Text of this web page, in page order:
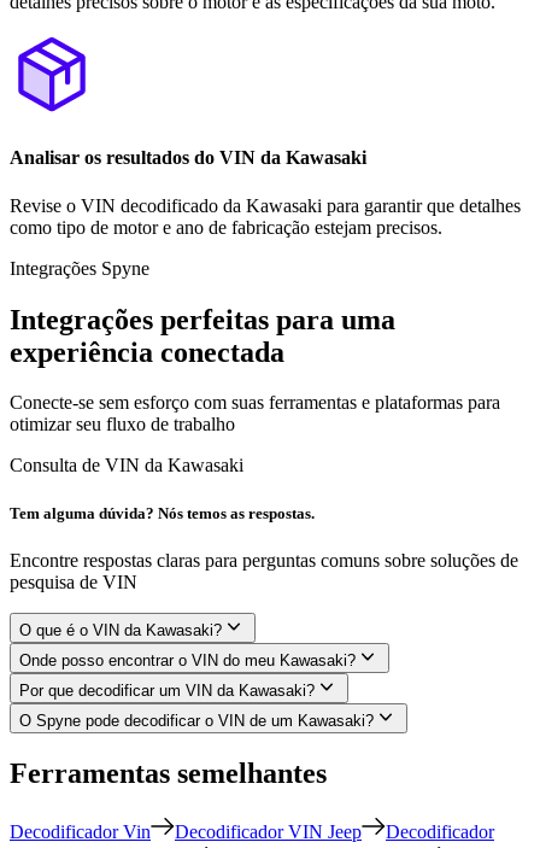
Analisar os resultados do VIN da Kawasaki
Revise o VIN decodificado da Kawasaki para garantir que detalhes
como tipo de motor e ano de fabricação estejam precisos.
Integrações Spyne
Integrações perfeitas para uma
experiência conectada
Conecte-se sem esforço com suas ferramentas e plataformas para
otimizar seu fluxo de trabalho
Consulta de VIN da Kawasaki
Tem alguma dúvida? Nós temos as respostas.
Encontre respostas claras para perguntas comuns sobre soluções de
pesquisa de VIN
O que é o VIN da Kawasaki?
Onde posso encontrar o VIN do meu Kawasaki?
Por que decodificar um VIN da Kawasaki?
O Spyne pode decodificar o VIN de um Kawasaki?
Ferramentas semelhantes
Decodificador Vin Decodificador VIN Jeep
Decodificador